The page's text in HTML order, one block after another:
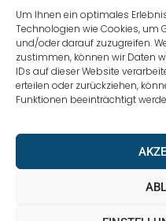
Um Ihnen ein optimales
Technologien wie Cookies, um
und/oder darauf zuzugreifen.
zustimmen, können wir Daten
IDs auf dieser Website
erteilen oder zurückziehen,
Funktionen beeinträchtigt
0228 / 915 614 81
klaus.buhl@libra-